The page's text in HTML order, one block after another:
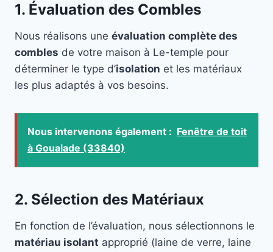
1. Évaluation des Combles
Nous réalisons une évaluation complète des
combles de votre maison à Le-temple pour
déterminer le type d’isolation et les matériaux
les plus adaptés à vos besoins.
Nous intervenons également : Fenêtre de toit
à Goualade (33840)
2. Sélection des Matériaux
En fonction de l’évaluation, nous sélectionnons le
matériau isolant approprié (laine de verre, laine